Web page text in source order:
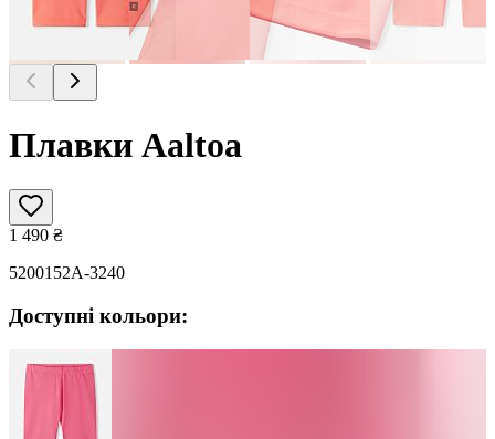
Плавки Aaltoa
1 490 ₴
5200152A-3240
Доступні кольори: